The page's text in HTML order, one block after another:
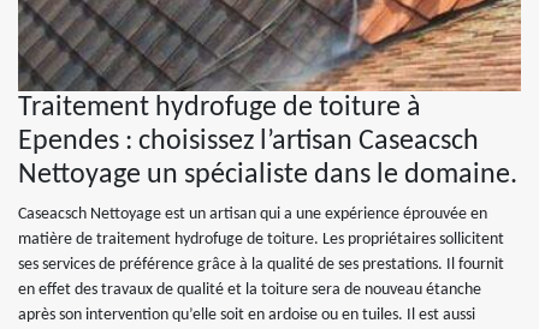
Traitement hydrofuge de toiture à
Ependes : choisissez l’artisan Caseacsch
Nettoyage un spécialiste dans le domaine.
Caseacsch Nettoyage est un artisan qui a une expérience éprouvée en
matière de traitement hydrofuge de toiture. Les propriétaires sollicitent
ses services de préférence grâce à la qualité de ses prestations. Il fournit
en effet des travaux de qualité et la toiture sera de nouveau étanche
après son intervention qu’elle soit en ardoise ou en tuiles. Il est aussi